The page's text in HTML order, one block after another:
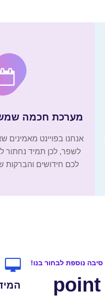
מערכת חכמה
אנחנו בפויינט
לשפר, לכן תמיד נחתור
לכם חידושים והברקות
סיבה נוספת לבחור בנו!
החשיבות של point